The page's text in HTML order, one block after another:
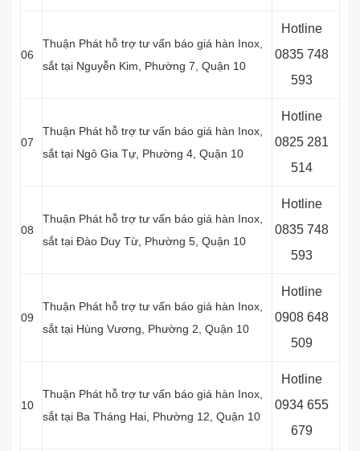
06
Thuận Phát hỗ trợ tư vấn báo giá hàn Inox,
sắt tại Nguyễn Kim, Phường 7, Quận 10
Hotline
0835 748
593
07
Thuận Phát hỗ trợ tư vấn báo giá hàn Inox,
sắt tại Ngô Gia Tự, Phường 4, Quận 10
Hotline
0825 281
514
08
Thuận Phát hỗ trợ tư vấn báo giá hàn Inox,
sắt tại Đào Duy Từ, Phường 5, Quận 10
Hotline
0835 748
593
09
Thuận Phát hỗ trợ tư vấn báo giá hàn Inox,
sắt tại Hùng Vương, Phường 2, Quận 10
Hotline
0908 648
509
10
Thuận Phát hỗ trợ tư vấn báo giá hàn Inox,
sắt tại Ba Tháng Hai, Phường 12, Quận 10
Hotline
0934 655
679